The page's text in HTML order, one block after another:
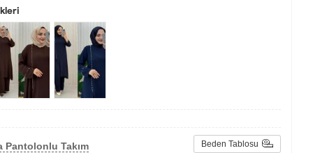
Pantolonlu Takım Beden Tablosu